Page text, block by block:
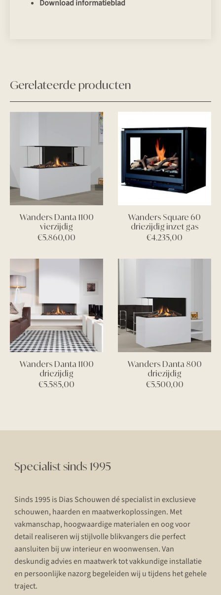
Download informatieblad
Gerelateerde producten
Wanders Danta 1100
vierzijdig
€5.860,00
Wanders Square 60
driezijdig inzet gas
€4.235,00
Wanders Danta 1100
driezijdig
€5.585,00
Wanders Danta 800
driezijdig
€5.500,00
Specialist sinds 1995
Sinds 1995 is Dias Schouwen dé specialist in exclusieve
schouwen, haarden en maatwerkoplossingen. Met
vakmanschap, hoogwaardige materialen en oog voor
detail realiseren wij stijlvolle blikvangers die perfect
aansluiten bij uw interieur en woonwensen. Van
deskundig advies en maatwerk tot vakkundige installatie
en persoonlijke nazorg begeleiden wij u tijdens het gehele
traject.